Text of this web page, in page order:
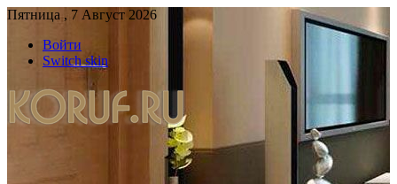
Пятница , 7 Август 2026
Войти
Switch skin